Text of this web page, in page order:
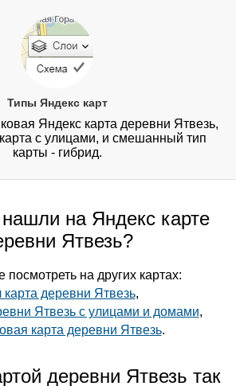
Типы Яндекс карт
Яндекс карта деревни Ятвезь,
с улицами, и смешанный тип
карты - гибрид.
нашли на Яндекс карте
Ятвезь?
посмотреть на других картах:
карта деревни Ятвезь,
Ятвезь с улицами и домами,
карта деревни Ятвезь.
деревни Ятвезь так